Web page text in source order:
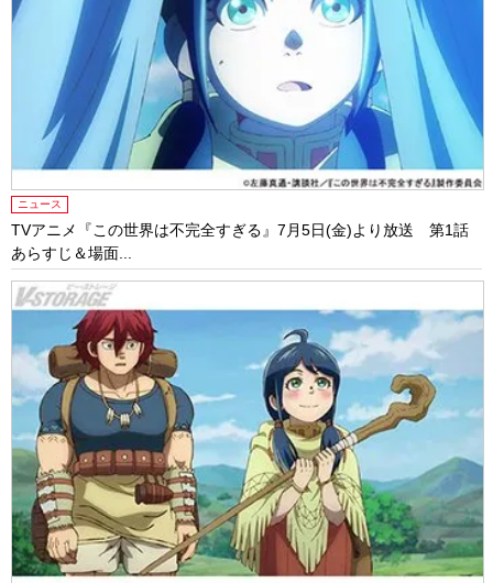
ニュース
TVアニメ『この世界は不完全すぎる』7月5日(金)より放送 第1話
あらすじ＆場面...